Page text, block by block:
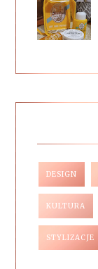
DESIGN
KULTURA
STYLIZACJE